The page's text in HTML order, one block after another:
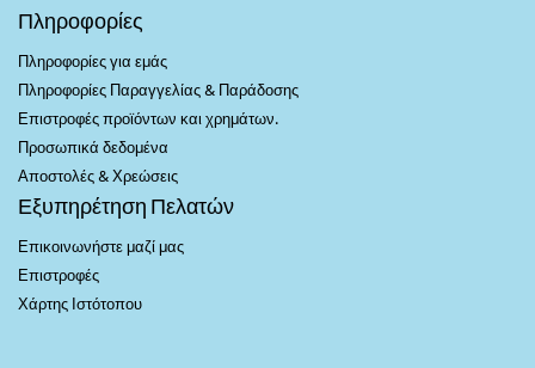
Πληροφορίες
Πληροφορίες για εμάς
Πληροφορίες Παραγγελίας & Παράδοσης
Επιστροφές προϊόντων και χρημάτων.
Προσωπικά δεδομένα
Αποστολές & Χρεώσεις
Εξυπηρέτηση Πελατών
Επικοινωνήστε μαζί μας
Επιστροφές
Χάρτης Ιστότοπου